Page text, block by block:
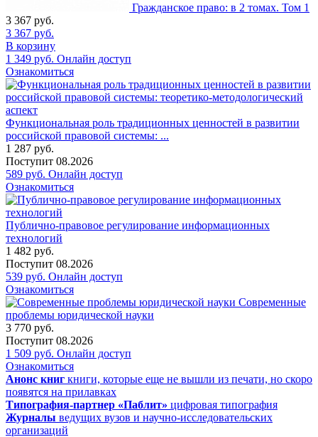
Гражданское право: в 2 томах. Том 1
3 367 руб.
3 367 руб.
В корзину
1 349 руб. Онлайн доступ
Ознакомиться
Функциональная роль традиционных ценностей в развитии
российской правовой системы: ...
1 287 руб.
Поступит 08.2026
589 руб. Онлайн доступ
Ознакомиться
Публично-правовое регулирование информационных
технологий
1 482 руб.
Поступит 08.2026
539 руб. Онлайн доступ
Ознакомиться
Современные
проблемы юридической науки
3 770 руб.
Поступит 08.2026
1 509 руб. Онлайн доступ
Ознакомиться
Анонс книг книги, которые еще не вышли из печати, но скоро
появятся на прилавках
Типография-партнер «Паблит» цифровая типография
Журналы ведущих вузов и научно-исследовательских
организаций